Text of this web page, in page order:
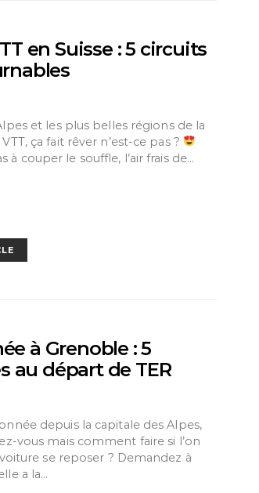
en Suisse : 5 circuits
et les plus belles régions de la
ça fait rêver n’est-ce pas ?
à couper le souffle, l’air frais de…
à Grenoble : 5
au départ de TER
depuis la capitale des Alpes,
vous mais comment faire si l’on
se reposer ? Demandez à
a la…